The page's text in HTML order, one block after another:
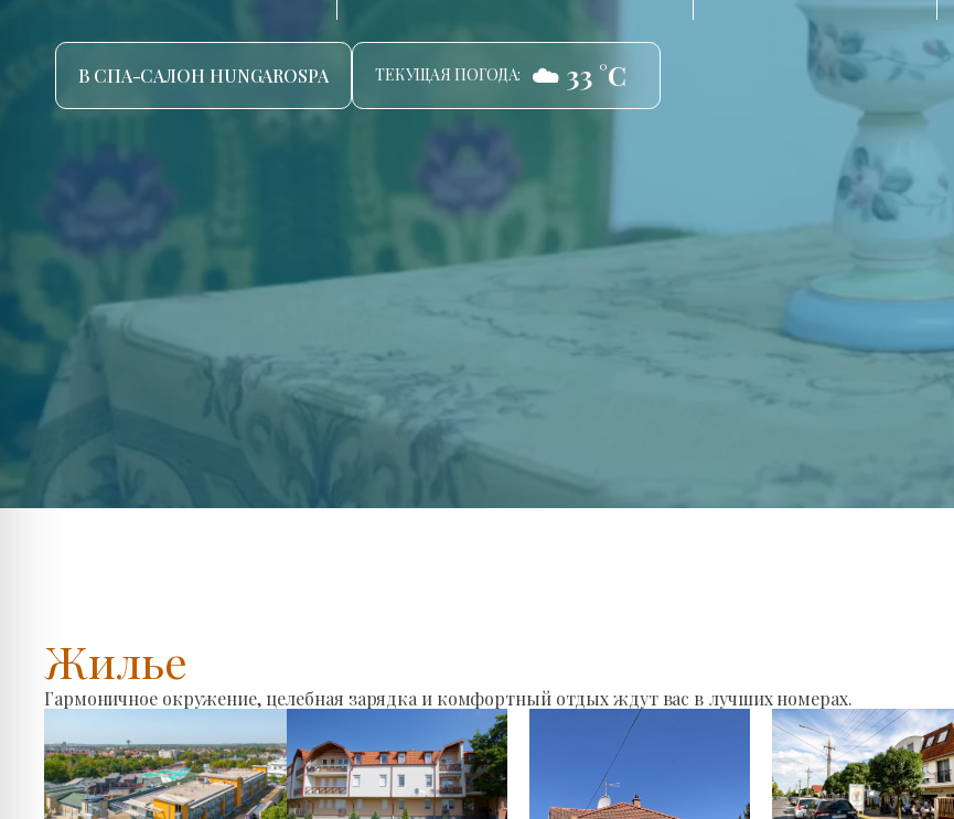
В СПА-САЛОН HUNGAROSPA ТЕКУЩАЯ ПОГОДА: ☁️ 33 °C
Жилье
Гармоничное окружение, целебная зарядка и комфортный отдых ждут вас в лучших номерах.